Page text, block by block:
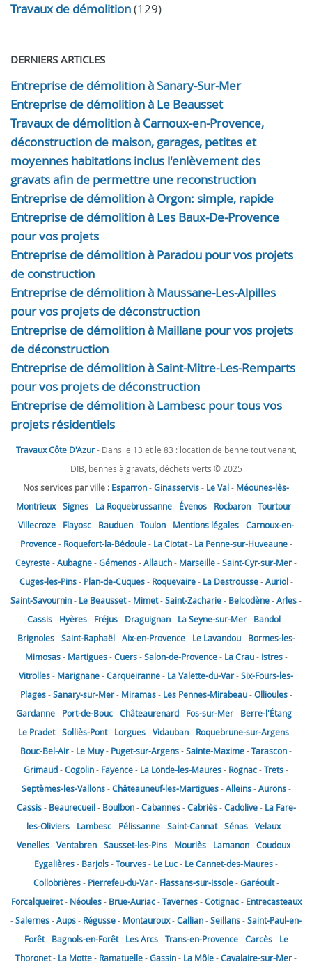
Travaux de démolition(129)
DERNIERS ARTICLES
Entreprise de démolition à Sanary-Sur-Mer
Entreprise de démolition à Le Beausset
Travaux de démolition à Carnoux-en-Provence,
déconstruction de maison, garages, petites et
moyennes habitations inclus l'enlèvement des
gravats afin de permettre une reconstruction
Entreprise de démolition à Orgon: simple, rapide
Entreprise de démolition à Les Baux-De-Provence
pour vos projets
Entreprise de démolition à Paradou pour vos projets
de construction
Entreprise de démolition à Maussane-Les-Alpilles
pour vos projets de déconstruction
Entreprise de démolition à Maillane pour vos projets
de déconstruction
Entreprise de démolition à Saint-Mitre-Les-Remparts
pour vos projets de déconstruction
Entreprise de démolition à Lambesc pour tous vos
projets résidentiels
Travaux Côte D'Azur- Dans le 13 et le 83 : location de benne tout venant,
DIB, bennes à gravats, déchets verts © 2025
Nos services par ville : Esparron-Ginasservis- Le Val- Méounes-lès-
Montrieux-Signes- La Roquebrussanne- Évenos- Rocbaron-Tourtour-
Villecroze- Flayosc- Bauduen-Toulon- Mentions légales-Carnoux-en-
Provence- Roquefort-la-Bédoule- La Ciotat- La Penne-sur-Huveaune-
Ceyreste-Aubagne-Gémenos-Allauch- Marseille-Saint-Cyr-sur-Mer-
Cuges-les-Pins- Plan-de-Cuques- Roquevaire- La Destrousse-Auriol-
Saint-Savournin- Le Beausset- Mimet-Saint-Zacharie- Belcodène-Arles-
Cassis- Hyères- Fréjus- Draguignan- La Seyne-sur-Mer- Bandol-
Brignoles-Saint-Raphaël-Aix-en-Provence- Le Lavandou- Bormes-les-
Mimosas- Martigues-Cuers-Salon-de-Provence- La Crau- Istres-
Vitrolles- Marignane-Carqueiranne- La Valette-du-Var-Six-Fours-les-
Plages-Sanary-sur-Mer- Miramas- Les Pennes-Mirabeau-Ollioules-
Gardanne- Port-de-Bouc-Châteaurenard- Fos-sur-Mer- Berre-l'Étang-
Le Pradet-Solliès-Pont- Lorgues-Vidauban- Roquebrune-sur-Argens-
Bouc-Bel-Air- Le Muy- Puget-sur-Argens-Sainte-Maxime-Tarascon-
Grimaud-Cogolin- Fayence- La Londe-les-Maures- Rognac-Trets-
Septèmes-les-Vallons-Châteauneuf-les-Martigues-Alleins-Aurons-
Cassis- Beaurecueil- Boulbon-Cabannes-Cabriès-Cadolive- La Fare-
les-Oliviers- Lambesc- Pélissanne-Saint-Cannat-Sénas-Velaux-
Venelles-Ventabren-Sausset-les-Pins- Mouriès- Lamanon-Coudoux-
Eygalières- Barjols-Tourves- Le Luc- Le Cannet-des-Maures-
Collobrières- Pierrefeu-du-Var- Flassans-sur-Issole-Garéoult-
Forcalqueiret- Néoules- Brue-Auriac-Tavernes-Cotignac- Entrecasteaux
-Salernes-Aups- Régusse- Montauroux-Callian-Seillans-Saint-Paul-en-
Forêt- Bagnols-en-Forêt- Les Arcs-Trans-en-Provence-Carcès- Le
Thoronet- La Motte- Ramatuelle-Gassin- La Môle-Cavalaire-sur-Mer-